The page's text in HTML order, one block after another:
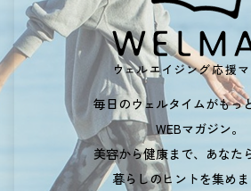
毎日のウェルタイムがもっ
WEBマガジン。
美容から健康まで、あなた
暮らしのヒントを集めま